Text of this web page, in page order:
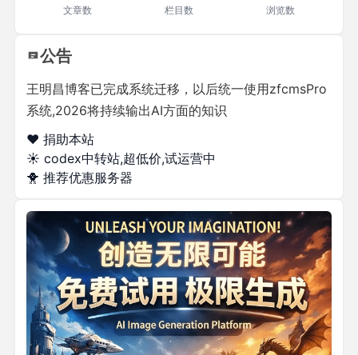
文章数 栏目数 浏览数
公告
王明昌博客已完成系统迁移，以后统一使用zfcmsPro
系统,2026将持续输出AI方面的知识
❤️ 捐助本站
☀️ codex中转站,超低价,试运营中
🐥 推荐优惠服务器